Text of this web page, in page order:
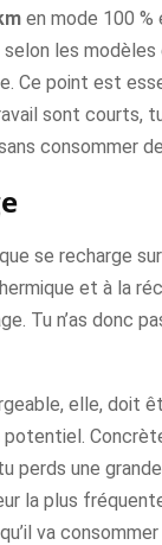
en mode 100 %
les
Ce point est
sont courts,
consommer
se recharge
et à la
Tu n’as donc
elle, doit
perds une
la plus
va